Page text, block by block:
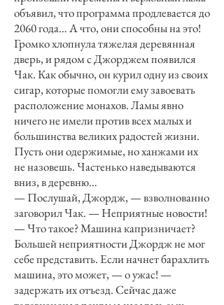
объявил, что программа продлевается до
2060 года… А что, они способны на это!
Громко хлопнула тяжелая деревянная
дверь, и рядом с Джорджем появился
Чак. Как обычно, он курил одну из своих
сигар, которые помогли ему завоевать
расположение монахов. Ламы явно
ничего не имели против всех малых и
большинства великих радостей жизни.
Пусть они одержимые, но ханжами их
не назовешь. Частенько наведываются
вниз, в деревню…
— Послушай, Джордж, — взволнованно
заговорил Чак. — Неприятные новости!
— Что такое? Машина капризничает?
Большей неприятности Джордж не мог
себе представить. Если начнет барахлить
машина, это может, — о ужас! —
задержать их отъезд. Сейчас даже